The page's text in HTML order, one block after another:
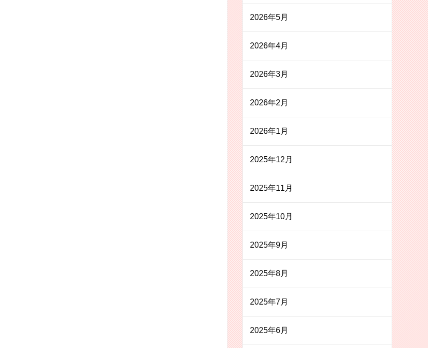
2026年5月
2026年4月
2026年3月
2026年2月
2026年1月
2025年12月
2025年11月
2025年10月
2025年9月
2025年8月
2025年7月
2025年6月